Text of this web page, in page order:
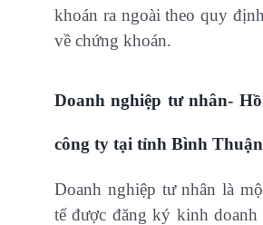
khoán ra ngoài theo quy
về chứng khoán.
Doanh nghiệp tư nhân-
công ty tại tỉnh Bình Thuận
Doanh nghiệp tư nhân là
tế được đăng ký kinh